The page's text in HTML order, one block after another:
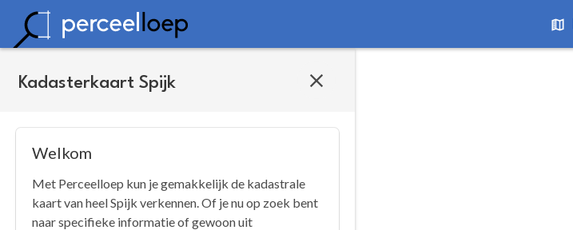
Kadasterkaart Spijk
Welkom
Met Perceelloep kun je gemakkelijk de kadastrale
kaart van heel Spijk verkennen. Of je nu op zoek bent
naar specifieke informatie of gewoon uit